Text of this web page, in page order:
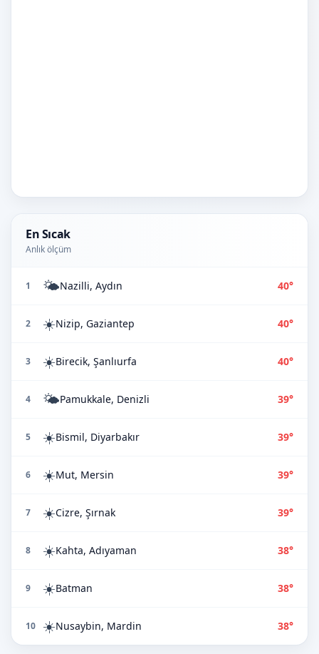
En Sıcak
Anlık ölçüm
1 🌤️Nazilli, Aydın 40°
2 ☀️Nizip, Gaziantep 40°
3 ☀️Birecik, Şanlıurfa 40°
4 🌤️Pamukkale, Denizli 39°
5 ☀️Bismil, Diyarbakır 39°
6 ☀️Mut, Mersin 39°
7 ☀️Cizre, Şırnak 39°
8 ☀️Kahta, Adıyaman 38°
9 ☀️Batman 38°
10 ☀️Nusaybin, Mardin 38°